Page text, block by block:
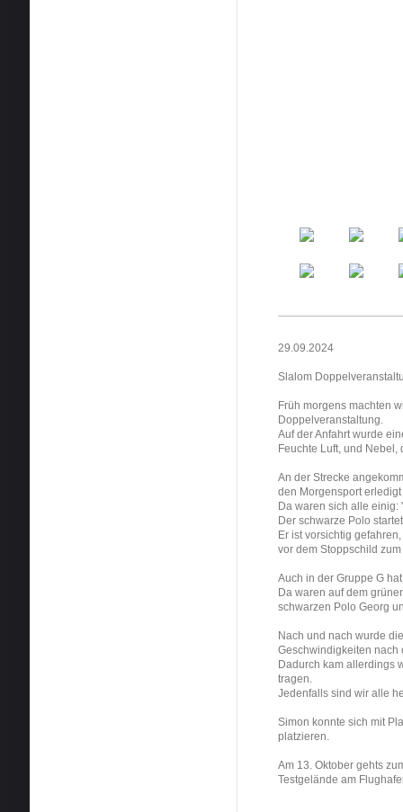
29.09.2024
Slalom
Früh morgens machten
Doppelveranstaltung.
Auf der Anfahrt wurde
Feuchte Luft, und
An der Strecke
den Morgensport
Da waren sich alle
Der schwarze Polo
Er ist vorsichtig
vor dem Stoppschild
Auch in der Gruppe G
Da waren auf dem
schwarzen Polo Georg
Nach und nach wurde
Geschwindigkeiten
Dadurch kam allerdings
tragen.
Jedenfalls sind wir alle
Simon konnte sich mit
platzieren.
Am 13. Oktober gehts
Testgelände am